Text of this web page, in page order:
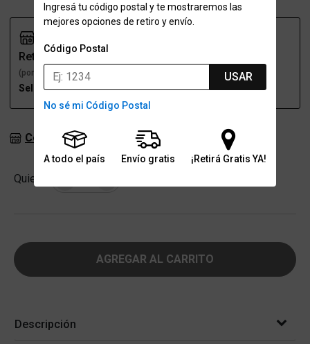
Ingresá tu código postal y te mostraremos las
mejores opciones de retiro y envío.
Código Postal
USAR
No sé mi Código Postal
A todo el país Envío gratis ¡Retirá Gratis YA!
Retiro
(por una sucursal)
Seleccioná talle Seleccioná talle
Consultar stock en sucursales
Quiero
AGREGAR AL CARRITO
Descripción